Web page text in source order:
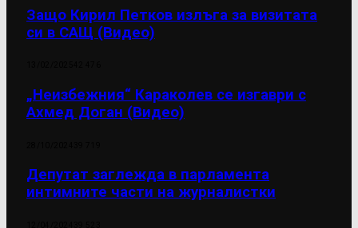
Защо Кирил Петков излъга за визитата
си в САЩ (Видео)
„Неизбежния“ Караколев се изгаври с
Ахмед Доган (Видео)
Депутат заглежда в парламента
интимните части на журналистки